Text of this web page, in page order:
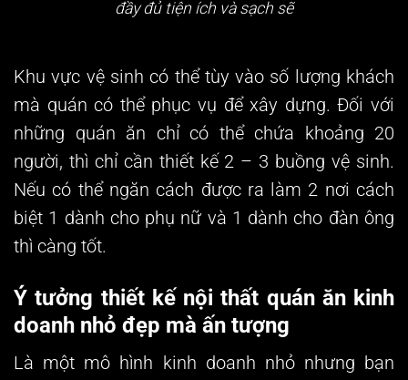
đầy đủ tiện ích và sạch sẽ
Khu vực vệ sinh có thể tùy vào số lượng khách
mà quán có thể phục vụ để xây dựng. Đối với
những quán ăn chỉ có thể chứa khoảng 20
người, thì chỉ cần thiết kế 2 – 3 buồng vệ sinh.
Nếu có thể ngăn cách được ra làm 2 nơi cách
biệt 1 dành cho phụ nữ và 1 dành cho đàn ông
thì càng tốt.
Ý tưởng thiết kế nội thất quán ăn kinh
doanh nhỏ đẹp mà ấn tượng
Là một mô hình kinh doanh nhỏ nhưng bạn